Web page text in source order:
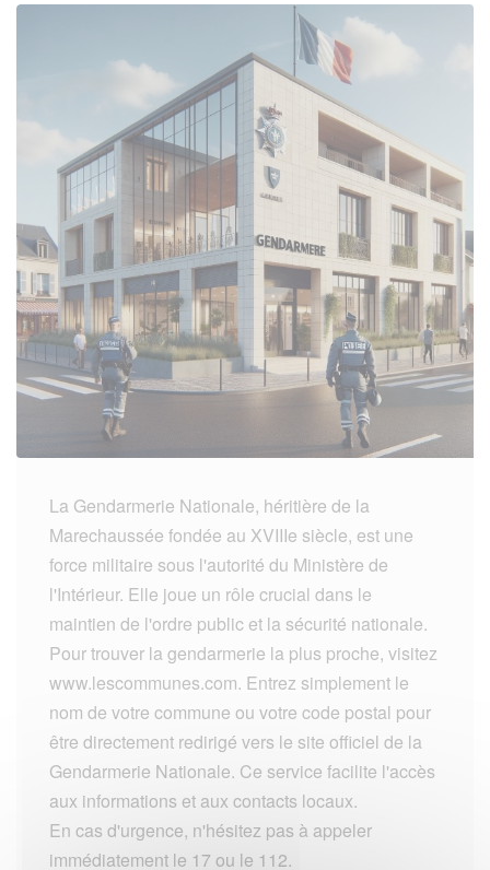
La Gendarmerie Nationale, héritière de la
Marechaussée fondée au XVIIIe siècle, est une
force militaire sous l'autorité du Ministère de
l'Intérieur. Elle joue un rôle crucial dans le
maintien de l'ordre public et la sécurité nationale.
Pour trouver la gendarmerie la plus proche, visitez
www.lescommunes.com. Entrez simplement le
nom de votre commune ou votre code postal pour
être directement redirigé vers le site officiel de la
Gendarmerie Nationale. Ce service facilite l'accès
aux informations et aux contacts locaux.
En cas d'urgence, n'hésitez pas à appeler
immédiatement le 17 ou le 112.